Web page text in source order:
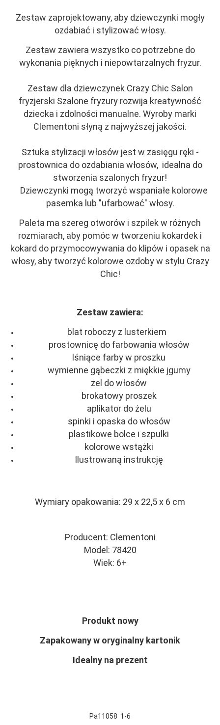
Zestaw zaprojektowany, aby dziewczynki mogły
ozdabiać i stylizować włosy.
Zestaw zawiera wszystko co potrzebne do
wykonania pięknych i niepowtarzalnych fryzur.
Zestaw dla dziewczynek Crazy Chic Salon
fryzjerski Szalone fryzury rozwija kreatywność
dziecka i zdolności manualne. Wyroby marki
Clementoni słyną z najwyższej jakości.
Sztuka stylizacji włosów jest w zasięgu ręki -
prostownica do ozdabiania włosów, idealna do
stworzenia szalonych fryzur!
Dziewczynki mogą tworzyć wspaniałe kolorowe
pasemka lub "ufarbować" włosy.
Paleta ma szereg otworów i szpilek w różnych
rozmiarach, aby pomóc w tworzeniu kokardek i
kokard do przymocowywania do klipów i opasek na
włosy, aby tworzyć kolorowe ozdoby w stylu Crazy
Chic!
Zestaw zawiera:
blat roboczy z lusterkiem
prostownicę do farbowania włosów
lśniące farby w proszku
wymienne gąbeczki z miękkie jgumy
żel do włosów
brokatowy proszek
aplikator do żelu
spinki i opaska do włosów
plastikowe bolce i szpulki
kolorowe wstążki
Ilustrowaną instrukcję
Wymiary opakowania: 29 x 22,5 x 6 cm
Producent: Clementoni
Model: 78420
Wiek: 6+
Produkt nowy
Zapakowany w oryginalny kartonik
Idealny na prezent
Pa11058 1-6